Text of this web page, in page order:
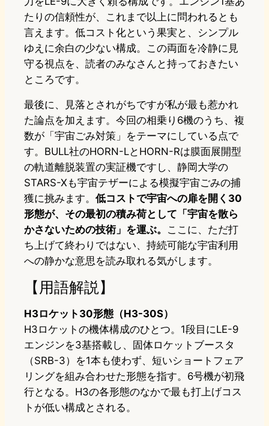
たりの信頼性が、これまで以上に問われるとも
言えます。低コスト化という果実と、シンプル
ゆえに余白の少ない構成。この両面を冷静に見
守る視点を、読者のみなさんと持っておきたい
ところです。
最後に、見落とされがちですが私が最も惹かれ
た論点を加えます。今回の相乗り6機のうち、複
数が「宇宙ごみ対策」をテーマにしている点で
す。BULL社のHORN-LとHORN-Rは膜面展開型
の軌道離脱装置の実証機ですし、静岡大学の
STARS-Xも宇宙テザーによる模擬宇宙ごみの捕
獲に挑みます。 低コストで宇宙への扉を開く30
形態が、その最初の積み荷として「宇宙を散ら
かさないための技術」を運ぶ。 ここに、ただ打
ち上げて終わりではない、持続可能な宇宙利用
への静かな意思を読み取れる気がします。
【用語解説】
H3ロケット30形態（H3-30S）
H3ロケットの機体構成のひとつ。1段目にLE-9
エンジンを3基搭載し、固体ロケットブースタ
（SRB-3）を1本も使わず、短いショートフェア
リングを組み合わせた形態を指す。6号機が初飛
行となる。H3の各形態のなかで最も打上げコス
トが低い構成とされる。